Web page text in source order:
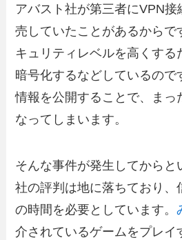
アバスト社が第三者にVPN接
売していたことがあるからで
キュリティレベルを高くする
暗号化するなどしているので
情報を公開することで、まっ
なってしまいます。
そんな事件が発生してからと
社の評判は地に落ちており、
の時間を必要としています。
介されているゲームをプレイ